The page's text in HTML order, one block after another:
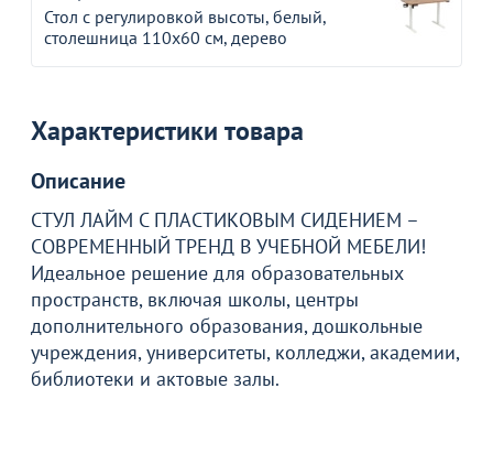
Стол с регулировкой высоты, белый,
столешница 110х60 см, дерево
Характеристики товара
Описание
СТУЛ ЛАЙМ С ПЛАСТИКОВЫМ СИДЕНИЕМ –
СОВРЕМЕННЫЙ ТРЕНД В УЧЕБНОЙ МЕБЕЛИ!
Идеальное решение для образовательных
пространств, включая школы, центры
дополнительного образования, дошкольные
учреждения, университеты, колледжи, академии,
библиотеки и актовые залы.